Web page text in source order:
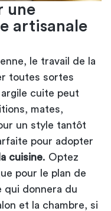
une
artisanale
le travail de la
toutes sortes
cuite peut
mates,
un style tantôt
pour adopter
cuisine. Optez
pour le plan de
qui donnera du
et la chambre, si